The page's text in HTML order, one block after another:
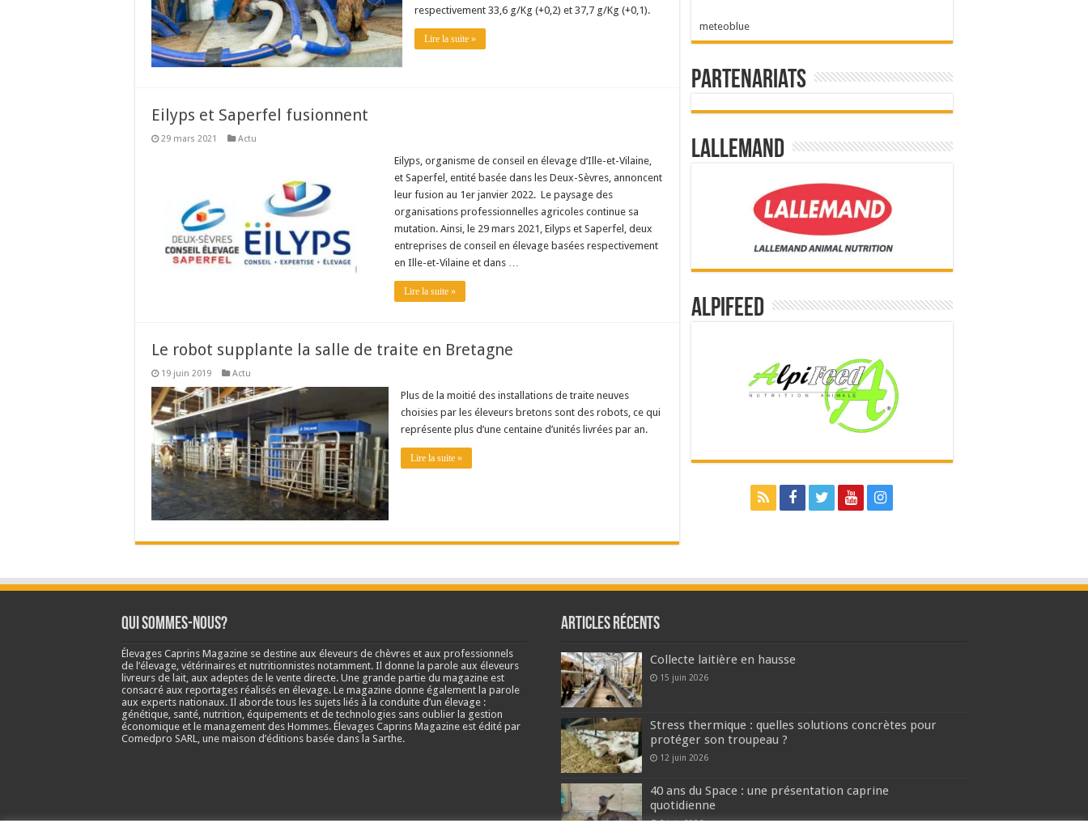
respectivement 33,6 g/Kg (+0,2) et 37,7 g/Kg (+0,1).
Lire la suite »
Eilyps et Saperfel fusionnent
29 mars 2021 Actu
Eilyps, organisme de conseil en élevage d’Ille-et-Vilaine,
et Saperfel, entité basée dans les Deux-Sèvres, annoncent
leur fusion au 1er janvier 2022. Le paysage des
organisations professionnelles agricoles continue sa
mutation. Ainsi, le 29 mars 2021, Eilyps et Saperfel, deux
entreprises de conseil en élevage basées respectivement
en Ille-et-Vilaine et dans …
Lire la suite »
Le robot supplante la salle de traite en Bretagne
19 juin 2019 Actu
Plus de la moitié des installations de traite neuves
choisies par les éleveurs bretons sont des robots, ce qui
représente plus d’une centaine d’unités livrées par an.
Lire la suite »
meteoblue
Partenariats
Lallemand
Alpifeed
Qui sommes-nous?
Élevages Caprins Magazine se destine aux éleveurs de chèvres et aux professionnels
de l’élevage, vétérinaires et nutritionnistes notamment. Il donne la parole aux éleveurs
livreurs de lait, aux adeptes de le vente directe. Une grande partie du magazine est
consacré aux reportages réalisés en élevage. Le magazine donne également la parole
aux experts nationaux. Il aborde tous les sujets liés à la conduite d’un élevage :
génétique, santé, nutrition, équipements et de technologies sans oublier la gestion
économique et le management des Hommes. Élevages Caprins Magazine est édité par
Comedpro SARL, une maison d’éditions basée dans la Sarthe.
Articles récents
Collecte laitière en hausse
15 juin 2026
Stress thermique : quelles solutions concrètes pour
protéger son troupeau ?
12 juin 2026
40 ans du Space : une présentation caprine
quotidienne
2 juin 2026